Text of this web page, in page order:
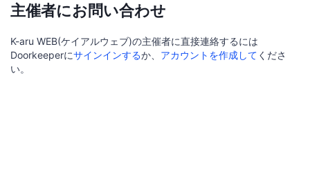
主催者にお問い合わせ
K-aru WEB(ケイアルウェブ)の主催者に直接連絡するには
Doorkeeperにサインインするか、 アカウントを作成して くださ
い。